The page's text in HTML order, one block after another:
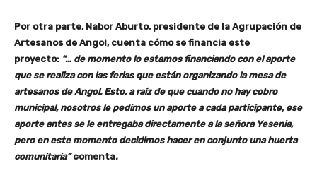
Por otra parte, Nabor Aburto, presidente de la Agrupación de
Artesanos de Angol, cuenta cómo se financia este
proyecto: “… de momento lo estamos financiando con el aporte
que se realiza con las ferias que están organizando la mesa de
artesanos de Angol. Esto, a raíz de que cuando no hay cobro
municipal, nosotros le pedimos un aporte a cada participante, ese
aporte antes se le entregaba directamente a la señora Yesenia,
pero en este momento decidimos hacer en conjunto una huerta
comunitaria”comenta.